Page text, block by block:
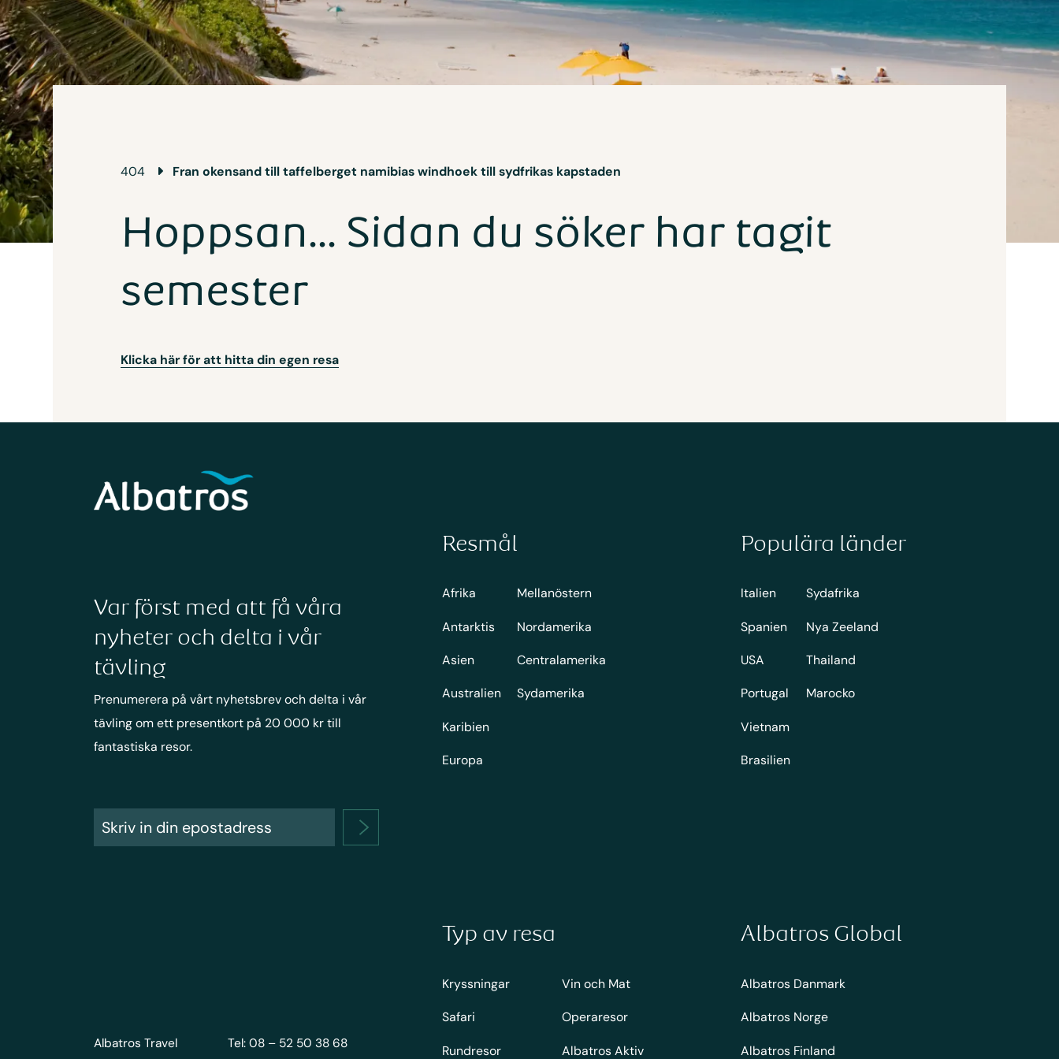
404 Fran okensand till taffelberget namibias windhoek till sydfrikas kapstaden
Hoppsan... Sidan du söker har tagit
semester
Klicka här för att hitta din egen resa
Var först med att få våra
nyheter och delta i vår
tävling
Prenumerera på vårt nyhetsbrev och delta i vår
tävling om ett presentkort på 20 000 kr till
fantastiska resor.
Resmål
Afrika
Antarktis
Asien
Australien
Karibien
Europa
Mellanöstern
Nordamerika
Centralamerika
Sydamerika
Populära länder
Italien
Spanien
USA
Portugal
Vietnam
Brasilien
Sydafrika
Nya Zeeland
Thailand
Marocko
Albatros Travel
Tel: 08 – 52 50 38 68
Typ av resa
Kryssningar
Safari
Rundresor
Vin och Mat
Operaresor
Albatros Aktiv
Albatros Global
Albatros Danmark
Albatros Norge
Albatros Finland